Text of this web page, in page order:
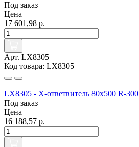
Под заказ
Цена
17 601,98 р.
Арт. LX8305
Код товара: LX8305
LX8305 - Х-ответвитель 80х500 R-300
Под заказ
Цена
16 188,57 р.